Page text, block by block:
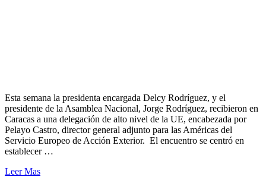
Esta semana la presidenta encargada Delcy Rodríguez, y el
presidente de la Asamblea Nacional, Jorge Rodríguez, recibieron en
Caracas a una delegación de alto nivel de la UE, encabezada por
Pelayo Castro, director general adjunto para las Américas del
Servicio Europeo de Acción Exterior. El encuentro se centró en
establecer …
Leer Mas